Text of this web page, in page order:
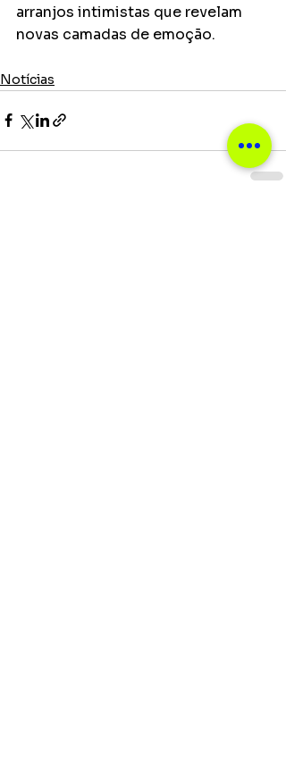
arranjos intimistas que revelam
novas camadas de emoção.
Notícias